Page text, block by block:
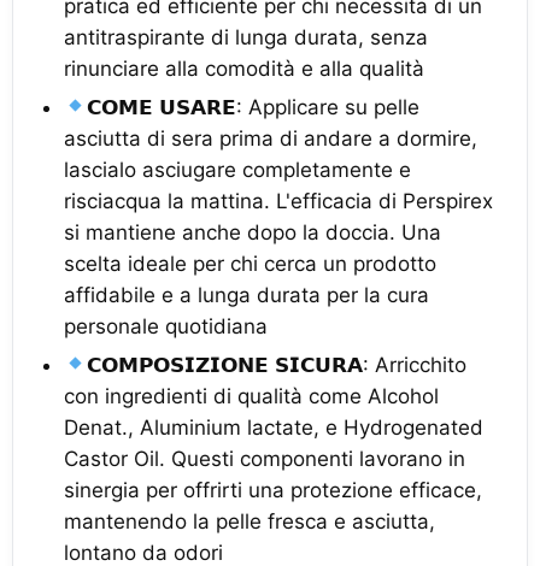
pratica ed efficiente per chi necessita di un
antitraspirante di lunga durata, senza
rinunciare alla comodità e alla qualità
𝗖𝗢𝗠𝗘 𝗨𝗦𝗔𝗥𝗘: Applicare su pelle
asciutta di sera prima di andare a dormire,
lascialo asciugare completamente e
risciacqua la mattina. L'efficacia di Perspirex
si mantiene anche dopo la doccia. Una
scelta ideale per chi cerca un prodotto
affidabile e a lunga durata per la cura
personale quotidiana
𝗖𝗢𝗠𝗣𝗢𝗦𝗜𝗭𝗜𝗢𝗡𝗘 𝗦𝗜𝗖𝗨𝗥𝗔: Arricchito
con ingredienti di qualità come Alcohol
Denat., Aluminium lactate, e Hydrogenated
Castor Oil. Questi componenti lavorano in
sinergia per offrirti una protezione efficace,
mantenendo la pelle fresca e asciutta,
lontano da odori